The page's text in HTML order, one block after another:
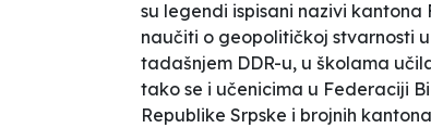
su legendi ispisani nazivi
naučiti o geopolitičkoj stvarnosti
tadašnjem DDR-u, u školama
tako se i učenicima u Federaciji
Republike Srpske i brojnih